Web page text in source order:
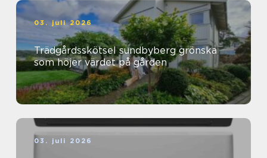
03. juli 2026
Trädgårdsskötsel sundbyberg grönska
som höjer värdet på gården
03. juli 2026